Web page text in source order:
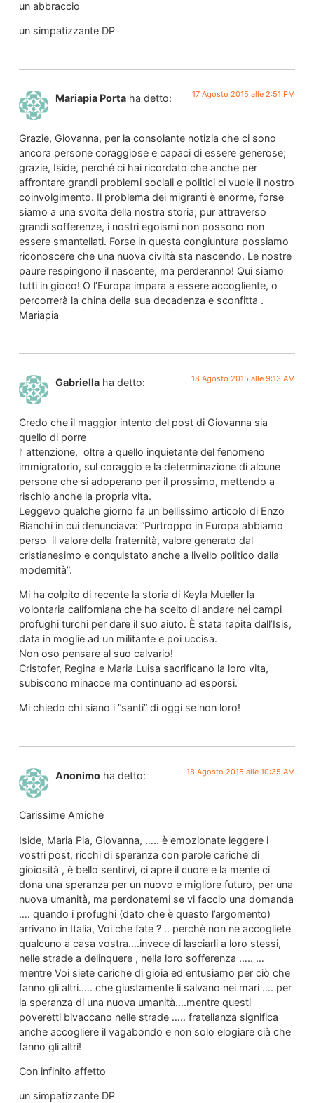
un abbraccio
un simpatizzante DP
Mariapia Porta ha detto: 17 Agosto 2015 alle 2:51 PM
Grazie, Giovanna, per la consolante notizia che ci sono
ancora persone coraggiose e capaci di essere generose;
grazie, Iside, perché ci hai ricordato che anche per
affrontare grandi problemi sociali e politici ci vuole il nostro
coinvolgimento. Il problema dei migranti è enorme, forse
siamo a una svolta della nostra storia; pur attraverso
grandi sofferenze, i nostri egoismi non possono non
essere smantellati. Forse in questa congiuntura possiamo
riconoscere che una nuova civiltà sta nascendo. Le nostre
paure respingono il nascente, ma perderanno! Qui siamo
tutti in gioco! O l’Europa impara a essere accogliente, o
percorrerà la china della sua decadenza e sconfitta .
Mariapia
Gabriella ha detto: 18 Agosto 2015 alle 9:13 AM
Credo che il maggior intento del post di Giovanna sia
quello di porre
l’ attenzione, oltre a quello inquietante del fenomeno
immigratorio, sul coraggio e la determinazione di alcune
persone che si adoperano per il prossimo, mettendo a
rischio anche la propria vita.
Leggevo qualche giorno fa un bellissimo articolo di Enzo
Bianchi in cui denunciava: “Purtroppo in Europa abbiamo
perso il valore della fraternità, valore generato dal
cristianesimo e conquistato anche a livello politico dalla
modernità”.
Mi ha colpito di recente la storia di Keyla Mueller la
volontaria californiana che ha scelto di andare nei campi
profughi turchi per dare il suo aiuto. È stata rapita dall’Isis,
data in moglie ad un militante e poi uccisa.
Non oso pensare al suo calvario!
Cristofer, Regina e Maria Luisa sacrificano la loro vita,
subiscono minacce ma continuano ad esporsi.
Mi chiedo chi siano i “santi” di oggi se non loro!
Anonimo ha detto: 18 Agosto 2015 alle 10:35 AM
Carissime Amiche
Iside, Maria Pia, Giovanna, ….. è emozionate leggere i
vostri post, ricchi di speranza con parole cariche di
gioiosità , è bello sentirvi, ci apre il cuore e la mente ci
dona una speranza per un nuovo e migliore futuro, per una
nuova umanità, ma perdonatemi se vi faccio una domanda
…. quando i profughi (dato che è questo l’argomento)
arrivano in Italia, Voi che fate ? .. perchè non ne accogliete
qualcuno a casa vostra….invece di lasciarli a loro stessi,
nelle strade a delinquere , nella loro sofferenza ….. …
mentre Voi siete cariche di gioia ed entusiamo per ciò che
fanno gli altri….. che giustamente li salvano nei mari …. per
la speranza di una nuova umanità….mentre questi
poveretti bivaccano nelle strade ….. fratellanza significa
anche accogliere il vagabondo e non solo elogiare cià che
fanno gli altri!
Con infinito affetto
un simpatizzante DP